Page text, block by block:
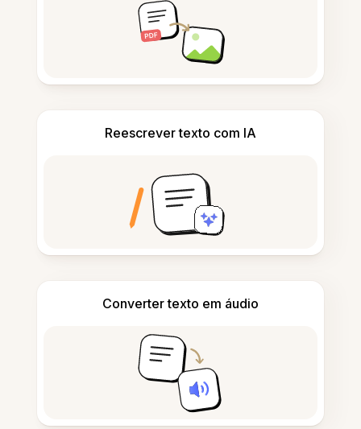
Reescrever texto com IA
Converter texto em áudio